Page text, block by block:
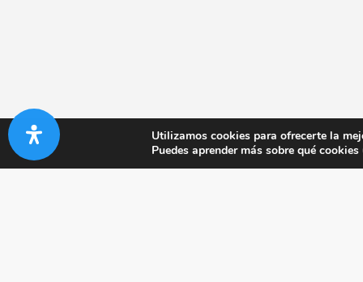
Utilizamos cookies para ofrecerte la
Puedes aprender más sobre qué